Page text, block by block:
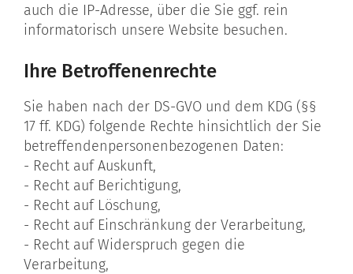
auch die IP-Adresse, über die Sie ggf. rein
informatorisch unsere Website besuchen.
Ihre Betroffenenrechte
Sie haben nach der DS-GVO und dem KDG (§§
17 ff. KDG) folgende Rechte hinsichtlich der Sie
betreffendenpersonenbezogenen Daten:
- Recht auf Auskunft,
- Recht auf Berichtigung,
- Recht auf Löschung,
- Recht auf Einschränkung der Verarbeitung,
- Recht auf Widerspruch gegen die
Verarbeitung,